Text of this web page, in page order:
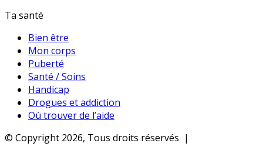
Ta santé
Bien être
Mon corps
Puberté
Santé / Soins
Handicap
Drogues et addiction
Où trouver de l’aide
© Copyright 2026, Tous droits réservés |